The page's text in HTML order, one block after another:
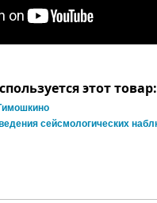
этот товар:
сейсмологических